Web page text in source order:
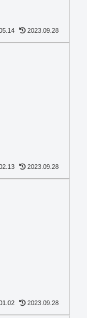
2023.09.28
2023.09.28
2023.09.28